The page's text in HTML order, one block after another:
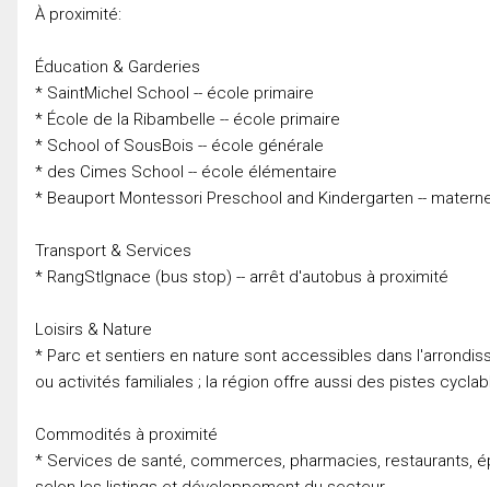
À proximité:
Éducation & Garderies
* SaintMichel School -- école primaire
* École de la Ribambelle -- école primaire
* School of SousBois -- école générale
* des Cimes School -- école élémentaire
* Beauport Montessori Preschool and Kindergarten --
Transport & Services
* RangStIgnace (bus stop) -- arrêt d'autobus à proximité
Loisirs & Nature
* Parc et sentiers en nature sont accessibles dans
ou activités familiales ; la région offre aussi des pistes
Commodités à proximité
* Services de santé, commerces, pharmacies, restaurants,